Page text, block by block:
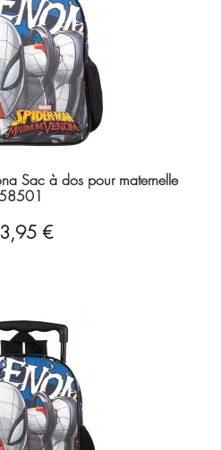
Sac à dos pour maternelle
€